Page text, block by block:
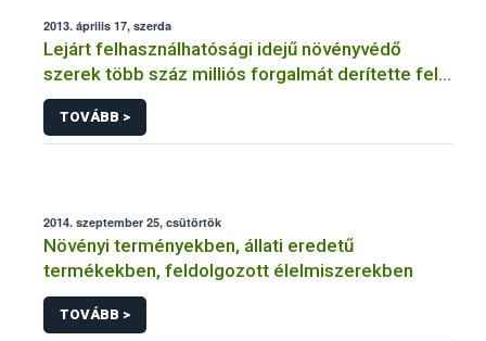
2013. április 17, szerda
Lejárt felhasználhatósági idejű növényvédő
szerek több száz milliós forgalmát derítette fel a
NÉBIH
TOVÁBB >
2014. szeptember 25, csütörtök
Növényi terményekben, állati eredetű
termékekben, feldolgozott élelmiszerekben
TOVÁBB >